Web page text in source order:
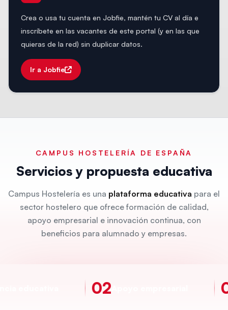
Crea o usa tu cuenta en Jobfie, mantén tu CV al día e
inscríbete en las vacantes de este portal (y en las que
quieras de la red) sin duplicar datos.
Ir a Jobfie
CAMPUS HOSTELERÍA DE ESPAÑA
Servicios y propuesta educativa
Campus Hostelería es una plataforma educativa para el
sector hostelero que ofrece formación de calidad,
apoyo empresarial e innovación continua, con
beneficios para alumnado y empresas.
02Apoyo empresarial